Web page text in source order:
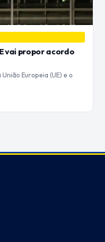
vai propor acordo
Europeia (UE) e o